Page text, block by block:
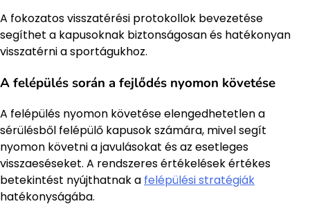
A fokozatos visszatérési protokollok bevezetése
segíthet a kapusoknak biztonságosan és hatékonyan
visszatérni a sportágukhoz.
A felépülés során a fejlődés nyomon követése
A felépülés nyomon követése elengedhetetlen a
sérülésből felépülő kapusok számára, mivel segít
nyomon követni a javulásokat és az esetleges
visszaeséseket. A rendszeres értékelések értékes
betekintést nyújthatnak a felépülési stratégiák
hatékonyságába.